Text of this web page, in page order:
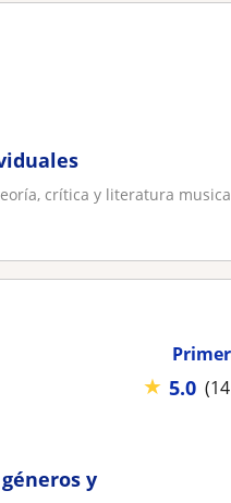
crítica y literatura
★ 5.0
y